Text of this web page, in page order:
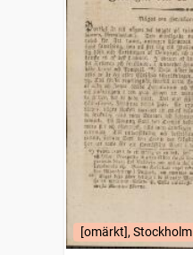
[omärkt], Stockholm